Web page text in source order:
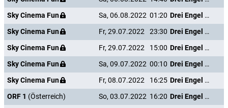
Sky Cinema Fun
Sa, 06.08.2022 01:20
Drei Engel für Charlie - Volle Power
Sky Cinema Fun
Fr, 29.07.2022 23:30
Drei Engel für Charlie - Volle Power
Sky Cinema Fun
Fr, 29.07.2022 15:00
Drei Engel für Charlie - Volle Power
Sky Cinema Fun
Sa, 09.07.2022 00:10
Drei Engel für Charlie - Volle Power
Sky Cinema Fun
Fr, 08.07.2022 16:25
Drei Engel für Charlie - Volle Power
ORF 1 (Österreich) So, 03.07.2022 16:20
Drei Engel für Charlie - Volle Power